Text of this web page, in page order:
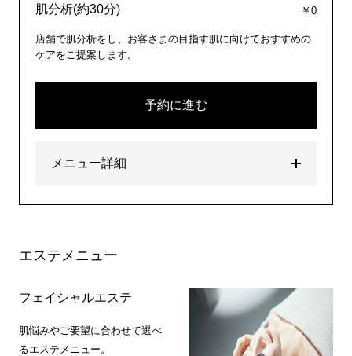
肌分析(約30分) ￥0
店舗で肌分析をし、お客さまの目指す肌に向けておすすめの
ケアをご提案します。
予約に進む
メニュー詳細
エステメニュー
フェイシャルエステ
肌悩みやご要望に合わせて選べ
るエステメニュー。